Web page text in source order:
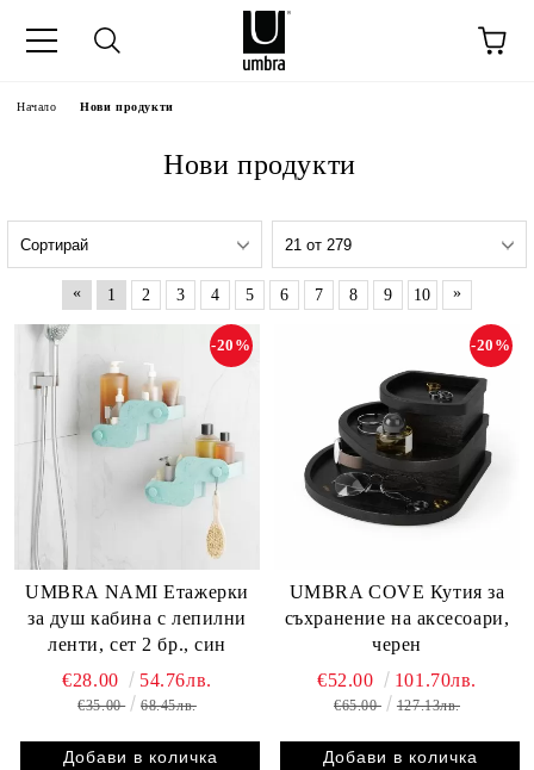
Начало Нови продукти
Нови продукти
« 1 2 3 4 5 6 7 8 9 10 »
UMBRA NAMI Етажерки
за душ кабина с лепилни
ленти, сет 2 бр., син
-20%
€28.00 54.76лв.
€35.00 68.45лв.
UMBRA COVE Кутия за
съхранение на аксесоари,
черен
-20%
€52.00 101.70лв.
€65.00 127.13лв.